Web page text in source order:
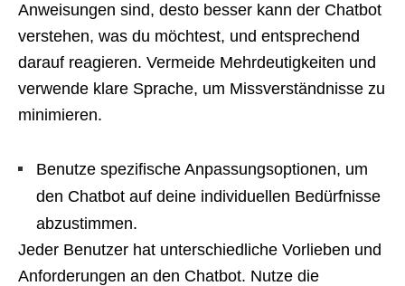
Anweisungen sind, desto besser kann der Chatbot
verstehen, was du möchtest, und entsprechend
darauf reagieren. Vermeide Mehrdeutigkeiten und
verwende klare Sprache, um Missverständnisse zu
minimieren.
Benutze spezifische Anpassungsoptionen, um
den Chatbot auf deine individuellen Bedürfnisse
abzustimmen.
Jeder Benutzer hat unterschiedliche Vorlieben und
Anforderungen an den Chatbot. Nutze die